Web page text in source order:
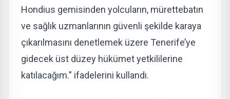
Hondius gemisinden yolcuların, mürettebatın
ve sağlık uzmanlarının güvenli şekilde karaya
çıkarılmasını denetlemek üzere Tenerife’ye
gidecek üst düzey hükümet yetkililerine
katılacağım.” ifadelerini kullandı.